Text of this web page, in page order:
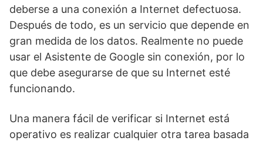
deberse a una conexión a Internet defectuosa.
Después de todo, es un servicio que depende en
gran medida de los datos. Realmente no puede
usar el Asistente de Google sin conexión, por lo
que debe asegurarse de que su Internet esté
funcionando.
Una manera fácil de verificar si Internet está
operativo es realizar cualquier otra tarea basada